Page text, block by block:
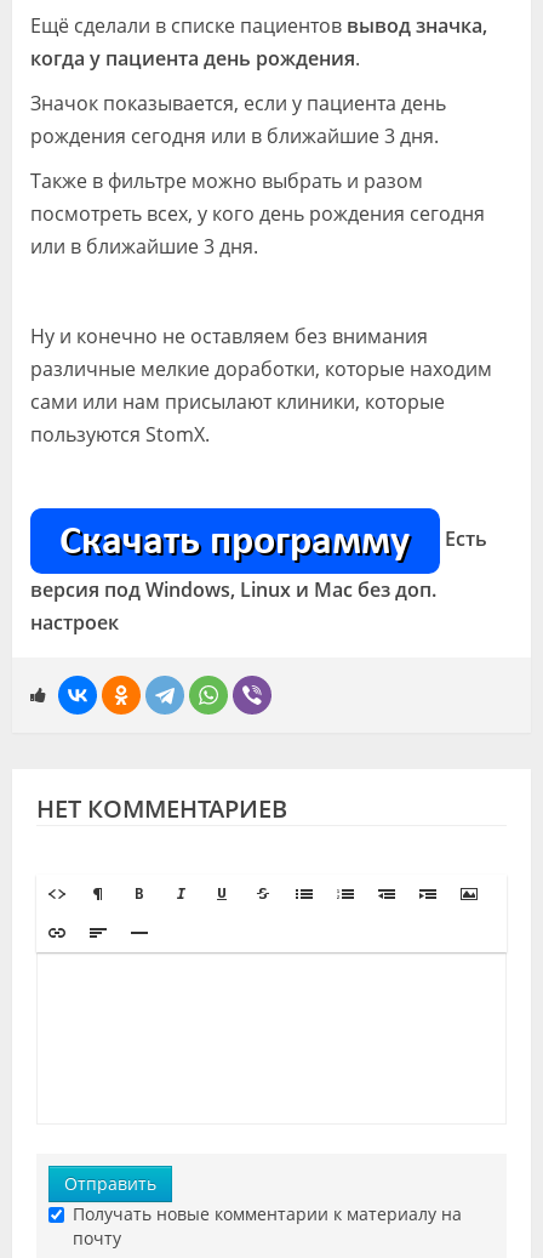
Ещё сделали в списке пациентов вывод значка,
когда у пациента день рождения.
Значок показывается, если у пациента день
рождения сегодня или в ближайшие 3 дня.
Также в фильтре можно выбрать и разом
посмотреть всех, у кого день рождения сегодня
или в ближайшие 3 дня.
Ну и конечно не оставляем без внимания
различные мелкие доработки, которые находим
сами или нам присылают клиники, которые
пользуются StomX.
Есть
версия под Windows, Linux и Mac без доп.
настроек
НЕТ КОММЕНТАРИЕВ
Отправить
Получать новые комментарии к материалу на
почту